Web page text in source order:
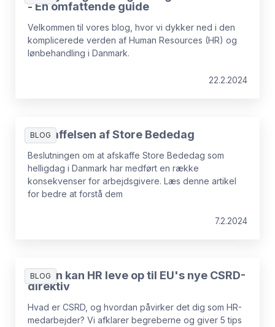
- En omfattende guide
Velkommen til vores blog, hvor vi dykker ned i den
komplicerede verden af Human Resources (HR) og
lønbehandling i Danmark.
22.2.2024
BLOG
Afskaffelsen af Store Bededag
Beslutningen om at afskaffe Store Bededag som
helligdag i Danmark har medført en række
konsekvenser for arbejdsgivere. Læs denne artikel
for bedre at forstå dem
7.2.2024
BLOG
Sådan kan HR leve op til EU's nye CSRD-
direktiv
Hvad er CSRD, og hvordan påvirker det dig som HR-
medarbejder? Vi afklarer begreberne og giver 5 tips